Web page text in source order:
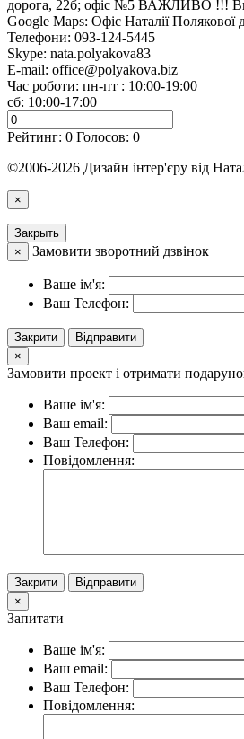
дорога, 22б; офіс №5 ВАЖЛИВО !!!
Google Maps: Офіс Наталії Полякової
Телефони: 093-124-5445
Skype: nata.polyakova83
E-mail: office@polyakova.biz
Час роботи: пн-пт : 10:00-19:00
сб: 10:00-17:00
Рейтинг: 0 Голосов: 0
©2006-2026 Дизайн інтер'єру від
×
Закрыть
×
Замовити зворотний дзвінок
Ваше ім'я:
Ваш Телефон:
Закрити
Відправити
×
Замовити проект і отримати
Ваше ім'я:
Ваш email:
Ваш Телефон:
Повідомлення:
Закрити
Відправити
×
Запитати
Ваше ім'я:
Ваш email:
Ваш Телефон:
Повідомлення: